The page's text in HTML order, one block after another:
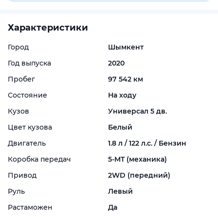
Характеристики
Город
Шымкент
Год выпуска
2020
Пробег
97 542 км
Состояние
На ходу
Кузов
Универсал 5 дв.
Цвет кузова
Белый
Двигатель
1.8 л / 122 л.с. / Бензин
Коробка передач
5-MT (механика)
Привод
2WD (передний)
Руль
Левый
Растаможен
Да